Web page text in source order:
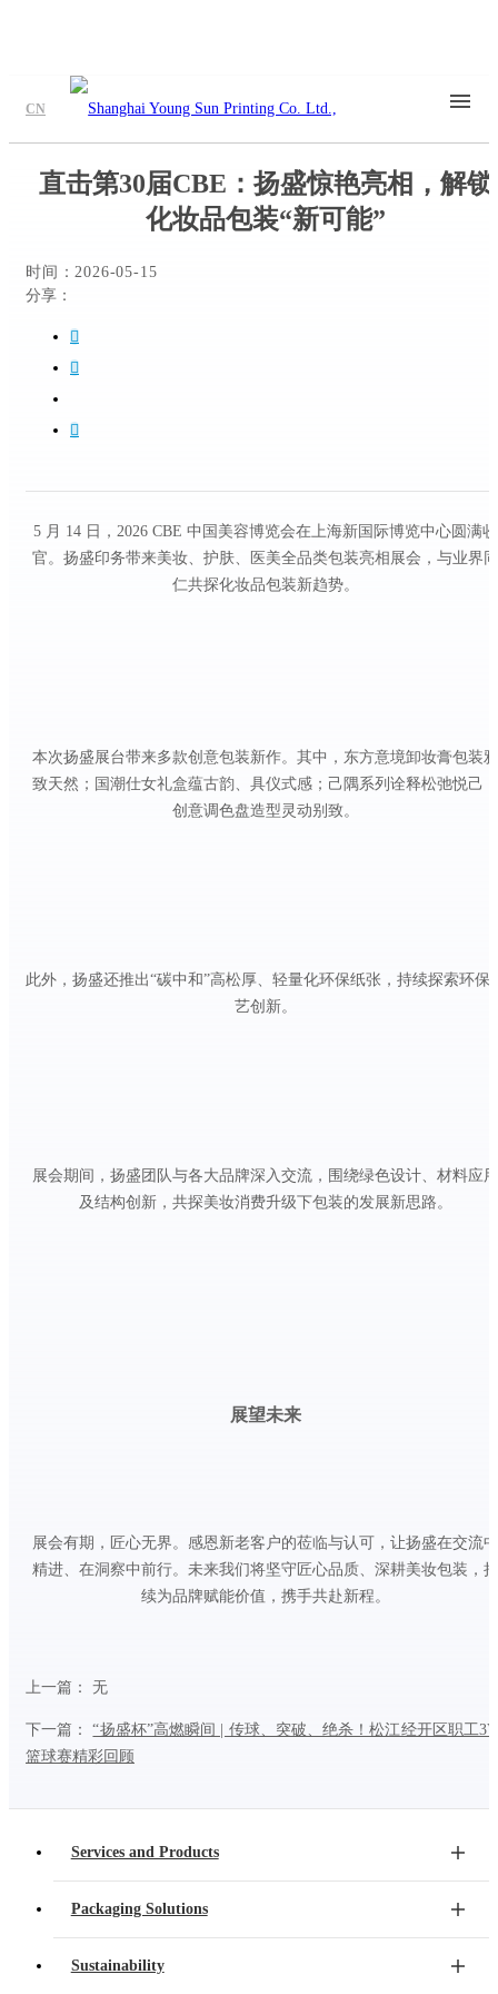
CN
直击第30届CBE：扬盛惊艳亮相，解锁
化妆品包装“新可能”
时间：2026-05-15
分享：
5 月 14 日，2026 CBE 中国美容博览会在上海新国际博览中心圆满收
官。扬盛印务带来美妆、护肤、医美全品类包装亮相展会，与业界同
仁共探化妆品包装新趋势。
本次扬盛展台带来多款创意包装新作。其中，东方意境卸妆膏包装雅
致天然；国潮仕女礼盒蕴古韵、具仪式感；己隅系列诠释松弛悦己；
创意调色盘造型灵动别致。
此外，扬盛还推出“碳中和”高松厚、轻量化环保纸张，持续探索环保
艺创新。
展会期间，扬盛团队与各大品牌深入交流，围绕绿色设计、材料应用
及结构创新，共探美妆消费升级下包装的发展新思路。
展望未来
展会有期，匠心无界。感恩新老客户的莅临与认可，让扬盛在交流中
精进、在洞察中前行。未来我们将坚守匠心品质、深耕美妆包装，持
续为品牌赋能价值，携手共赴新程。
上一篇： 无
下一篇：“扬盛杯”高燃瞬间 | 传球、突破、绝杀！松江经开区职工
篮球赛精彩回顾
Services and Products
Packaging Solutions
Sustainability